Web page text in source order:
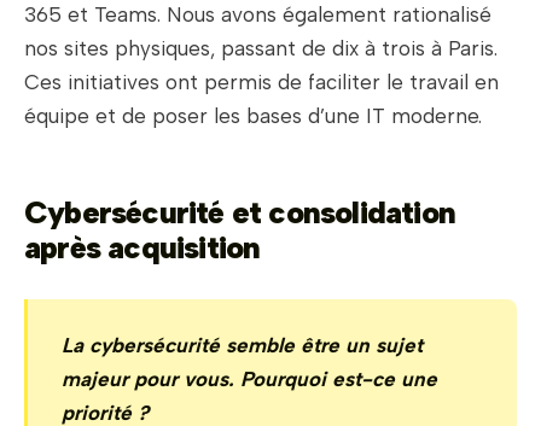
365 et Teams. Nous avons également rationalisé
nos sites physiques, passant de dix à trois à Paris.
Ces initiatives ont permis de faciliter le travail en
équipe et de poser les bases d’une IT moderne.
Cybersécurité et consolidation
après acquisition
La cybersécurité semble être un sujet
majeur pour vous. Pourquoi est-ce une
priorité ?